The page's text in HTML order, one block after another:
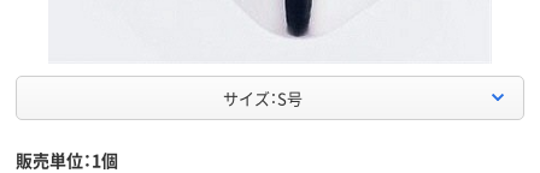
サイズ：S号
販売単位：1個